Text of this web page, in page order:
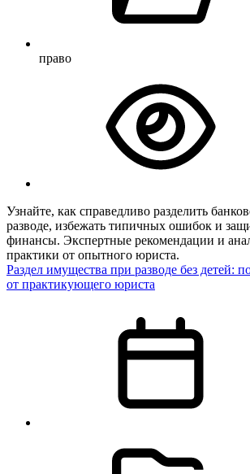
право
Узнайте, как справедливо разделить
разводе, избежать типичных ошибок и
финансы. Экспертные рекомендации и
практики от опытного юриста.
Раздел имущества при разводе без детей:
от практикующего юриста